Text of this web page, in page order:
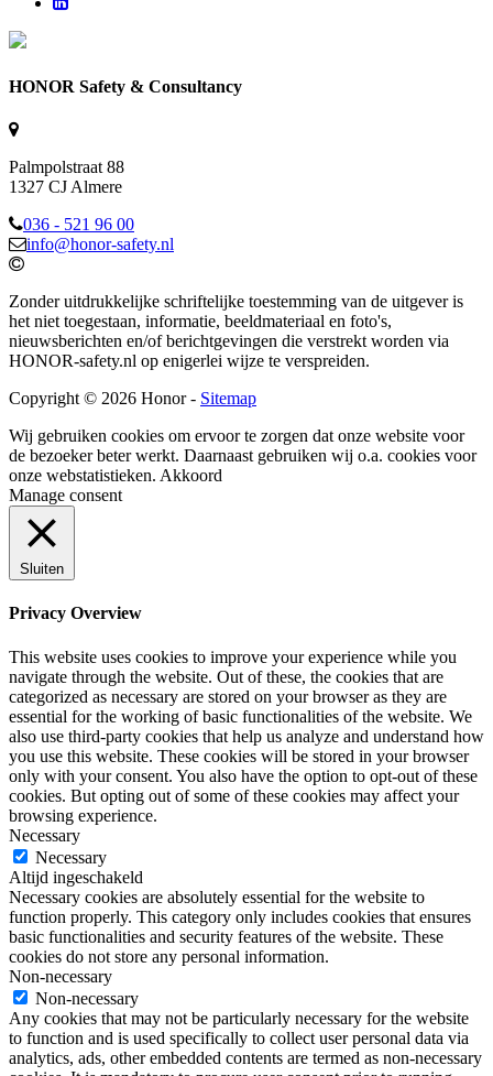
HONOR Safety & Consultancy
Palmpolstraat 88
1327 CJ Almere
036 - 521 96 00
info@honor-safety.nl
Zonder uitdrukkelijke schriftelijke toestemming van de uitgever is
het niet toegestaan, informatie, beeldmateriaal en foto's,
nieuwsberichten en/of berichtgevingen die verstrekt worden via
HONOR-safety.nl op enigerlei wijze te verspreiden.
Copyright © 2026 Honor - Sitemap
Wij gebruiken cookies om ervoor te zorgen dat onze website voor
de bezoeker beter werkt. Daarnaast gebruiken wij o.a. cookies voor
onze webstatistieken. Akkoord
Manage consent
Sluiten
Privacy Overview
This website uses cookies to improve your experience while you
navigate through the website. Out of these, the cookies that are
categorized as necessary are stored on your browser as they are
essential for the working of basic functionalities of the website. We
also use third-party cookies that help us analyze and understand how
you use this website. These cookies will be stored in your browser
only with your consent. You also have the option to opt-out of these
cookies. But opting out of some of these cookies may affect your
browsing experience.
Necessary
Necessary
Altijd ingeschakeld
Necessary cookies are absolutely essential for the website to
function properly. This category only includes cookies that ensures
basic functionalities and security features of the website. These
cookies do not store any personal information.
Non-necessary
Non-necessary
Any cookies that may not be particularly necessary for the website
to function and is used specifically to collect user personal data via
analytics, ads, other embedded contents are termed as non-necessary